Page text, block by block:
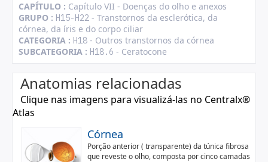
CAPÍTULO : Capítulo VII - Doenças do olho e anexos
GRUPO : H15-H22 - Transtornos da esclerótica, da
córnea, da íris e do corpo ciliar
CATEGORIA : H18 - Outros transtornos da córnea
SUBCATEGORIA : H18.6 - Ceratocone
Anatomias relacionadas
Clique nas imagens para visualizá-las no Centralx®
Atlas
Córnea
Porção anterior ( transparente) da túnica fibrosa
que reveste o olho, composta por cinco camadas